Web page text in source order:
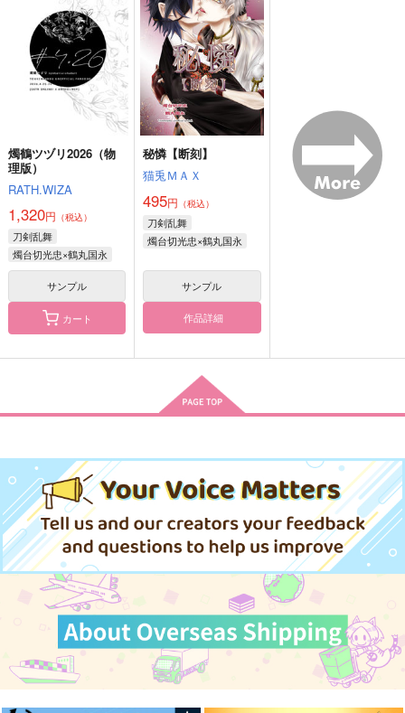
金瘡屋本舗
715円（税込）
鶴丸国永×女審神者
サンプル
あめゆきかぜ
715円（税込）
三日月宗近×鶴丸国永
サンプル
作品詳細
787円（税込）
サンプル
作品詳細
３ permissive versio
惣菜パック
サンプル
作品詳細
629円
サンプル
作品詳細
燭鶴ツヅリ2026（物
理版）
RATH.WIZA
1,320円 （税込）
刀剣乱舞
燭台切光忠×鶴丸国永
サンプル
カート
秘憐【断刻】
猫兎ＭＡＸ
495円 （税込）
刀剣乱舞
燭台切光忠×鶴丸国永
サンプル
作品詳細